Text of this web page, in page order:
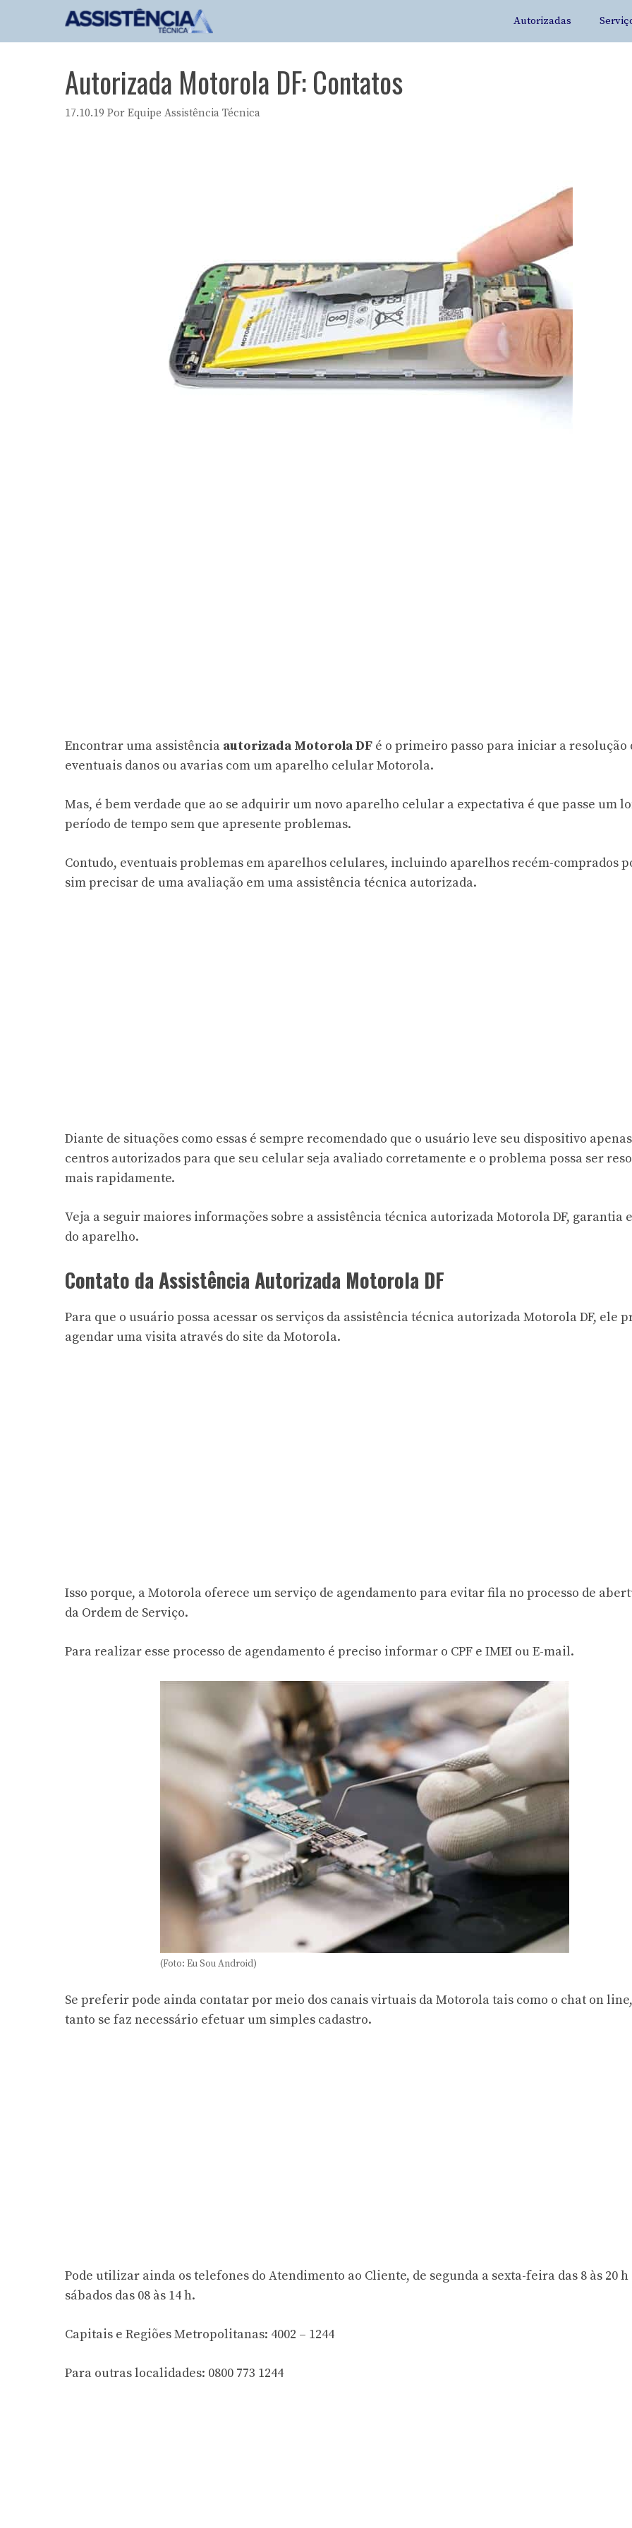
Autorizadas
Autorizada Motorola DF: Contatos
17.10.19 Por Equipe Assistência Técnica
Encontrar uma assistência autorizada Motorola DF é o primeiro passo para iniciar a resolução
eventuais danos ou avarias com um aparelho celular Motorola.
Mas, é bem verdade que ao se adquirir um novo aparelho celular a expectativa é que passe um
período de tempo sem que apresente problemas.
Contudo, eventuais problemas em aparelhos celulares, incluindo aparelhos recém-comprados
sim precisar de uma avaliação em uma assistência técnica autorizada.
Diante de situações como essas é sempre recomendado que o usuário leve seu dispositivo
centros autorizados para que seu celular seja avaliado corretamente e o problema possa ser
mais rapidamente.
Veja a seguir maiores informações sobre a assistência técnica autorizada Motorola DF, garantia
do aparelho.
Contato da Assistência Autorizada Motorola DF
Para que o usuário possa acessar os serviços da assistência técnica autorizada Motorola DF, ele
agendar uma visita através do site da Motorola.
Isso porque, a Motorola oferece um serviço de agendamento para evitar fila no processo de
da Ordem de Serviço.
Para realizar esse processo de agendamento é preciso informar o CPF e IMEI ou E-mail.
(Foto: Eu Sou Android)
Se preferir pode ainda contatar por meio dos canais virtuais da Motorola tais como o chat on
tanto se faz necessário efetuar um simples cadastro.
Pode utilizar ainda os telefones do Atendimento ao Cliente, de segunda a sexta-feira das 8 às 20 h
sábados das 08 às 14 h.
Capitais e Regiões Metropolitanas: 4002 – 1244
Para outras localidades: 0800 773 1244